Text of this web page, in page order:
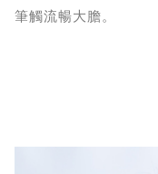
筆觸流暢大膽。